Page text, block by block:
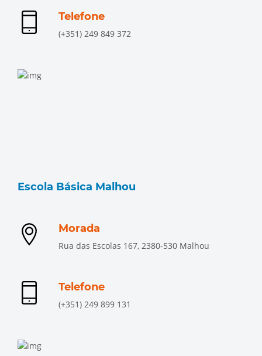
Telefone
(+351) 249 849 372
Escola Básica Malhou
Morada
Rua das Escolas 167, 2380-530 Malhou
Telefone
(+351) 249 899 131